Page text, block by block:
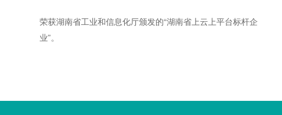
荣获湖南省工业和信息化厅颁发的“湖南省上云上平台标杆企
业”。